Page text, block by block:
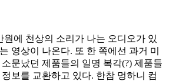
원에 천상의 소리가 나는 오디오가 있
영상이 나온다. 또 한 쪽에선 과거 미
문났던 제품들의 일명 복각(?) 제품들
보를 교환하고 있다. 한참 멍하니 컴